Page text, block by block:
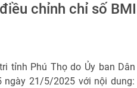
chỉnh chỉ số
tỉnh Phú Thọ do Ủy ban
ngày 21/5/2025 với nội dung: